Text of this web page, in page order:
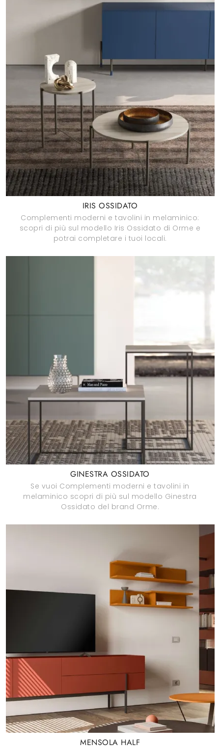
IRIS OSSIDATO
Complementi moderni e tavolini in melaminico:
scopri di più sul modello Iris Ossidato di Orme e
potrai completare i tuoi locali.
GINESTRA OSSIDATO
Se vuoi Complementi moderni e tavolini in
melaminico scopri di più sul modello Ginestra
Ossidato del brand Orme.
MENSOLA HALF